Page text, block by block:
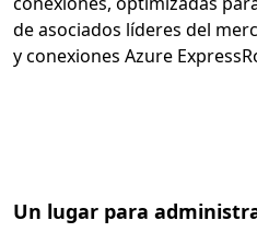
de asociados líderes del
y conexiones Azure
Un lugar para